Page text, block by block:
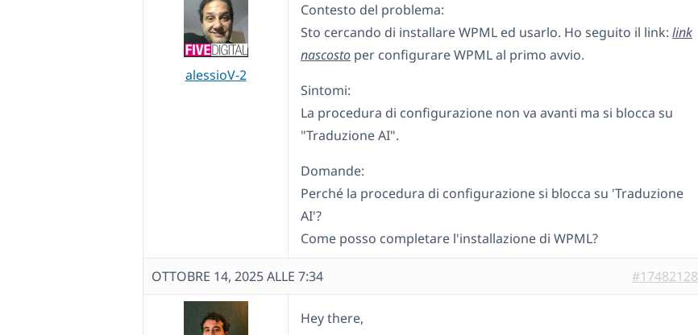
alessioV-2
Contesto del problema:
Sto cercando di installare WPML ed usarlo. Ho seguito il link: link
nascosto per configurare WPML al primo avvio.
Sintomi:
La procedura di configurazione non va avanti ma si blocca su
"Traduzione AI".
Domande:
Perché la procedura di configurazione si blocca su 'Traduzione
AI'?
Come posso completare l'installazione di WPML?
OTTOBRE 14, 2025 ALLE 7:34 #17482128
Hey there,